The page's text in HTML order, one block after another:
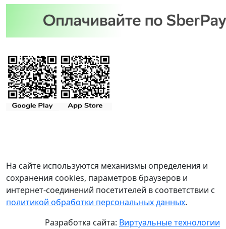
На сайте используются механизмы определения и
сохранения cookies, параметров браузеров и
интернет-соединений посетителей в соответствии с
политикой обработки персональных данных.
Разработка сайта: Виртуальные технологии